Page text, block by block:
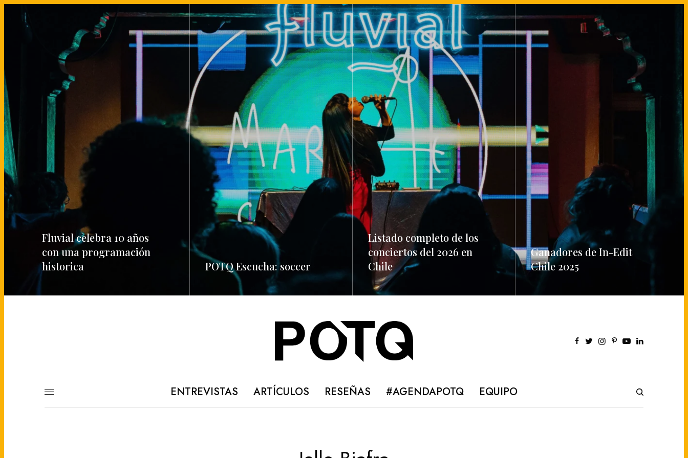
Fluvial celebra 10 años
con una programación
historica
POTQ Escucha: soccer
Listado completo de los
conciertos del 2026 en
Chile
READ MORE
Ganadores de In-Edit
Chile 2025
ENTREVISTAS ARTÍCULOS RESEÑAS #AGENDAPOTQ EQUIPO